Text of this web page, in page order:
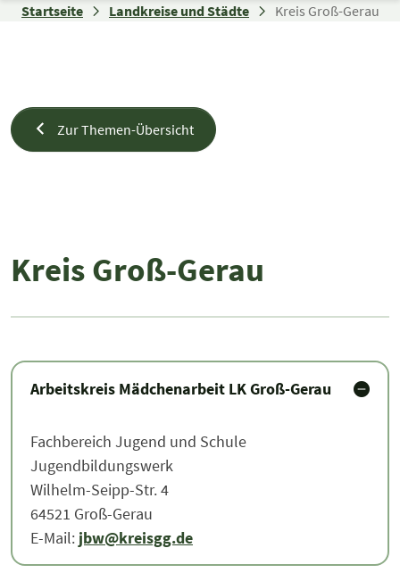
Zum Inhalt springen
Startseite Landkreise und Städte Kreis Groß-Gerau
Zur Themen-Übersicht
Kreis Groß-Gerau
Kreis Groß-Gerau
Arbeitskreis Mädchenarbeit LK Groß-Gerau
Fachbereich Jugend und Schule
Jugendbildungswerk
Wilhelm-Seipp-Str. 4
64521 Groß-Gerau
E-Mail: jbw@kreisgg.de